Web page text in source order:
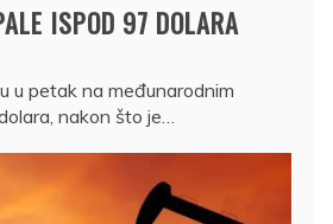
ISPOD 97 DOLARA
u petak na međunarodnim
nakon što je…